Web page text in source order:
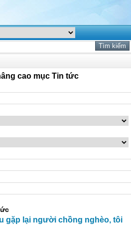
cao mục Tin tức
gặp lại người chồng nghèo, tôi